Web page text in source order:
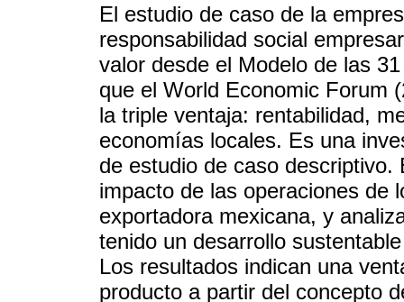
El estudio de caso de la
responsabilidad social
valor desde el Modelo de las
que el World Economic Forum
la triple ventaja: rentabilidad,
economías locales. Es una
de estudio de caso
impacto de las operaciones de
exportadora mexicana, y
tenido un desarrollo
Los resultados indican una
producto a partir del concepto